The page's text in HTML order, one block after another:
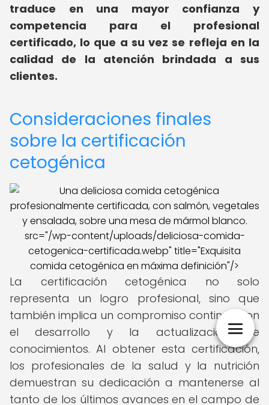
traduce en una mayor confianza y
competencia para el profesional
certificado, lo que a su vez se refleja en la
calidad de la atención brindada a sus
clientes.
Consideraciones finales
sobre la certificación
cetogénica
src="/wp-content/uploads/deliciosa-comida-
cetogenica-certificada.webp" title="Exquisita
comida cetogénica en máxima definición"/>
La certificación cetogénica no solo
representa un logro profesional, sino que
también implica un compromiso continuo con
el desarrollo y la actualización de
conocimientos. Al obtener esta certificación,
los profesionales de la salud y la nutrición
demuestran su dedicación a mantenerse al
tanto de los últimos avances en el campo de